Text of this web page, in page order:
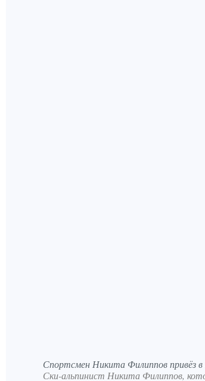
Спортсмен Никита Филиппов привёз
Ски-альпинист Никита Филиппов,